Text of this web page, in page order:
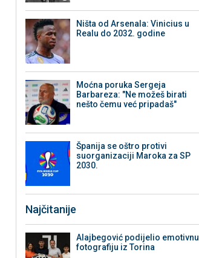
Ništa od Arsenala: Vinicius u
Realu do 2032. godine
Moćna poruka Sergeja
Barbareza: "Ne možeš birati
nešto čemu već pripadaš"
Španija se oštro protivi
suorganizaciji Maroka za SP
2030.
Najčitanije
Alajbegović podijelio emotivnu
fotografiju iz Torina